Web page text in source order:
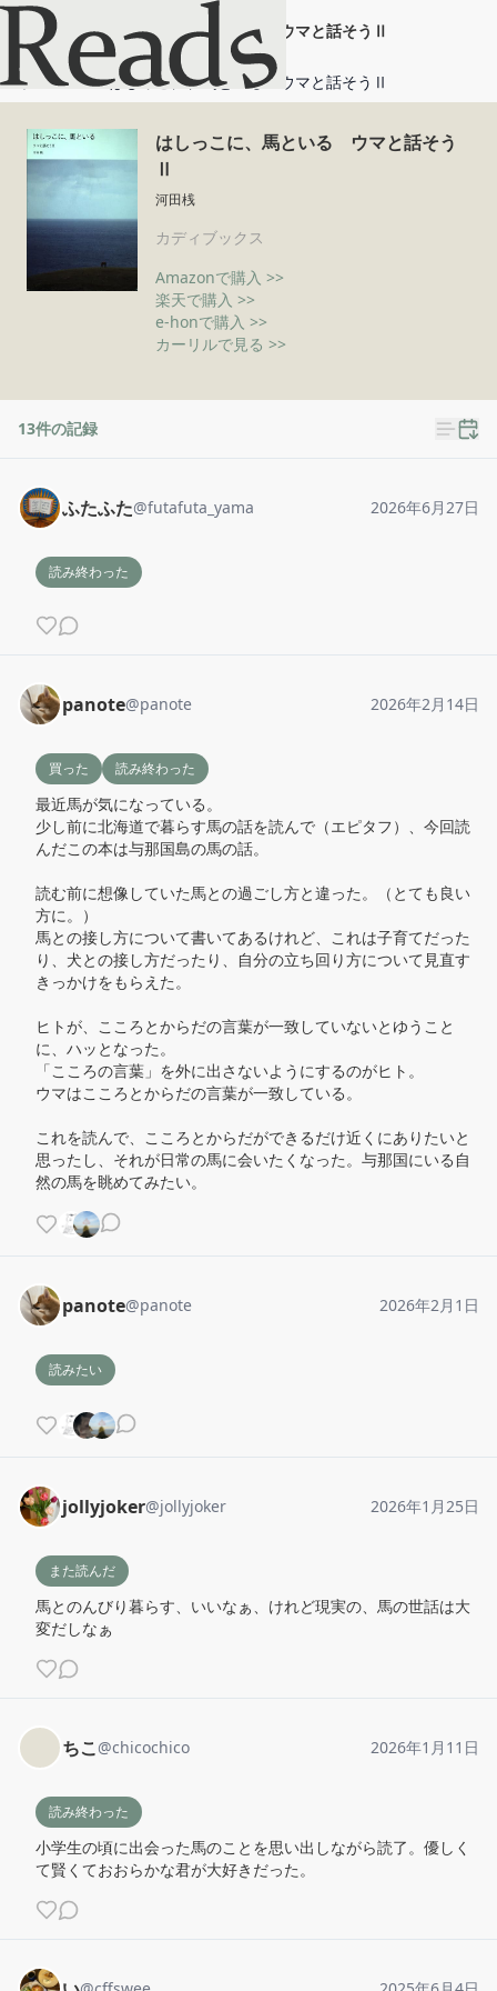
はしっこに、馬といる ウマと話そうⅡ
ホーム はしっこに、馬といる ウマと話そうⅡ
はしっこに、馬といる ウマと話そう
Ⅱ
河田桟
カディブックス
Amazonで購入 >>
楽天で購入 >>
e-honで購入 >>
カーリルで見る >>
13件の記録
ふたふた@futafuta_yama 2026年6月27日
読み終わった
panote@panote 2026年2月14日
買った 読み終わった
最近馬が気になっている。
少し前に北海道で暮らす馬の話を読んで（エピタフ）、今回読
んだこの本は与那国島の馬の話。
読む前に想像していた馬との過ごし方と違った。（とても良い
方に。）
馬との接し方について書いてあるけれど、これは子育てだった
り、犬との接し方だったり、自分の立ち回り方について見直す
きっかけをもらえた。
ヒトが、こころとからだの言葉が一致していないとゆうこと
に、ハッとなった。
「こころの言葉」を外に出さないようにするのがヒト。
ウマはこころとからだの言葉が一致している。
これを読んで、こころとからだができるだけ近くにありたいと
思ったし、それが日常の馬に会いたくなった。与那国にいる自
然の馬を眺めてみたい。
panote@panote 2026年2月1日
読みたい
jollyjoker@jollyjoker 2026年1月25日
また読んだ
馬とのんびり暮らす、いいなぁ、けれど現実の、馬の世話は大
変だしなぁ
ちこ@chicochico 2026年1月11日
読み終わった
小学生の頃に出会った馬のことを思い出しながら読了。優しく
て賢くておおらかな君が大好きだった。